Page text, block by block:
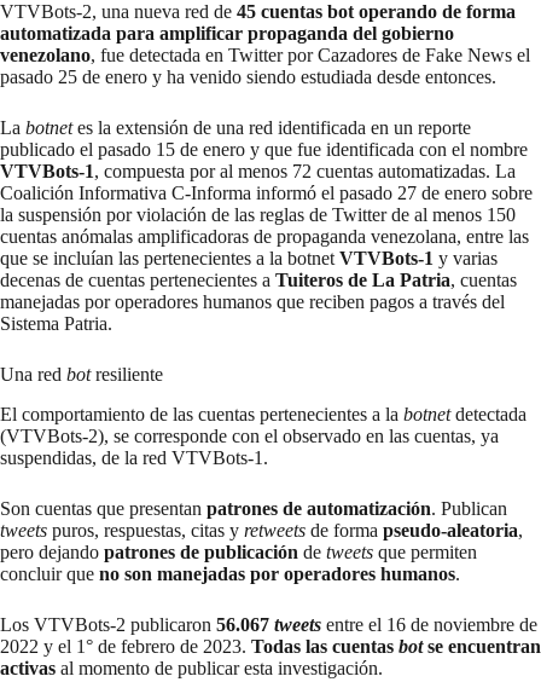
VTVBots-2, una nueva red de 45 cuentas bot operando de forma
automatizada para amplificar propaganda del gobierno
venezolano, fue detectada en Twitter por Cazadores de Fake News el
pasado 25 de enero y ha venido siendo estudiada desde entonces.
La botnetes la extensión de una red identificada en un reporte
publicado el pasado 15 de enero y que fue identificada con el nombre
VTVBots-1, compuesta por al menos 72 cuentas automatizadas. La
Coalición Informativa C-Informa informó el pasado 27 de enero sobre
la suspensión por violación de las reglas de Twitter de al menos 150
cuentas anómalas amplificadoras de propaganda venezolana, entre las
que se incluían las pertenecientes a la botnet VTVBots-1 y varias
decenas de cuentas pertenecientes a Tuiteros de La Patria, cuentas
manejadas por operadores humanos que reciben pagos a través del
Sistema Patria.
Una red botresiliente
El comportamiento de las cuentas pertenecientes a la botnetdetectada
(VTVBots-2), se corresponde con el observado en las cuentas, ya
suspendidas, de la red VTVBots-1.
Son cuentas que presentan patrones de automatización. Publican
tweets puros, respuestas, citas y retweets de forma pseudo-aleatoria,
pero dejando patrones de publicación de tweets que permiten
concluir que no son manejadas por operadores humanos.
Los VTVBots-2 publicaron 56.067 tweets entre el 16 de noviembre de
2022 y el 1° de febrero de 2023. Todas las cuentas botse encuentran
activas al momento de publicar esta investigación.